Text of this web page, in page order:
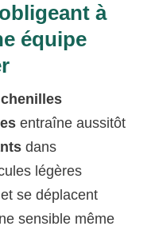
à
équipe
chenilles
entraîne aussitôt
dans
légères
se déplacent
sensible même